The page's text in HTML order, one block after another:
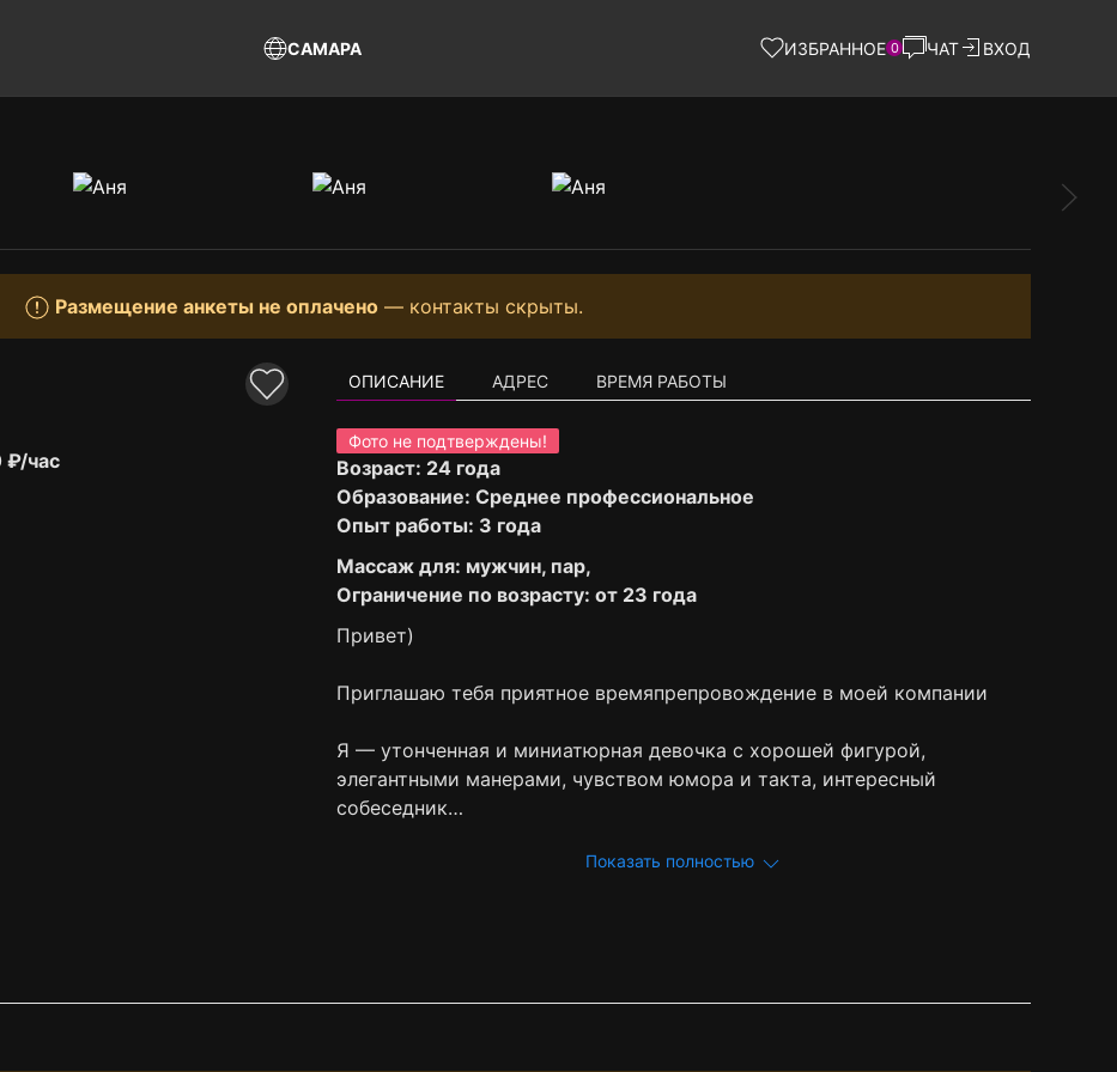
САМАРА ИЗБРАННОЕ 0 ЧАТ ВХОД
Размещение анкеты не оплачено — контакты скрыты.
₽/час
ОПИСАНИЕ АДРЕС ВРЕМЯ РАБОТЫ
Фото не подтверждены!
Возраст: 24 года
Образование: Среднее профессиональное
Опыт работы: 3 года
Массаж для: мужчин, пар,
Ограничение по возрасту: от 23 года
Привет)
Приглашаю тебя приятное времяпрепровождение в моей компании
Я — утонченная и миниатюрная девочка с хорошей фигурой,
элегантными манерами, чувством юмора и такта, интересный
собеседник…
Показать полностью